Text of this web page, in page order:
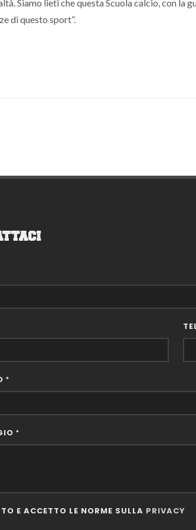
Siamo lieti che questa Scuola calcio, con la
di questo sport”.
*
*
E ACCETTO LE NORME SULLA PRIVACY